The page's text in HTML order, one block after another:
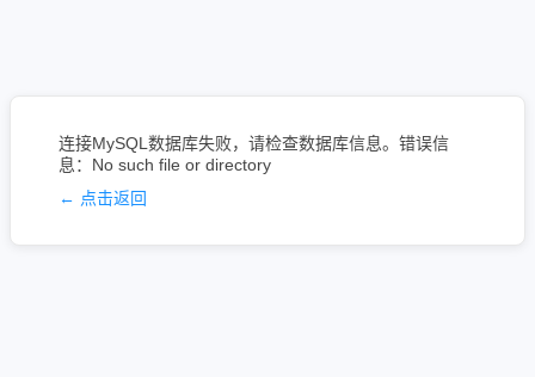
连接MySQL数据库失败，请检查数据库信息。错误信
息：No such file or directory
← 点击返回